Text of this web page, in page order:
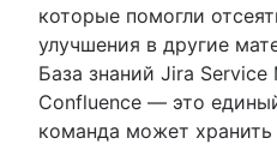
которые помогли
улучшения в другие
База знаний Jira
Confluence — это
команда может хранить